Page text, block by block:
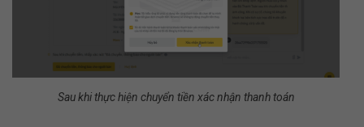
Sau khi thực hiện chuyển tiền xác nhận thanh toán